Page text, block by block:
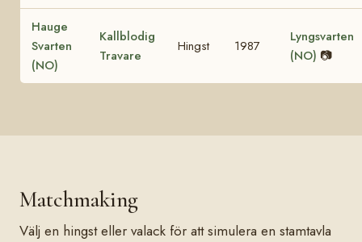
Hauge
Svarten
(NO)
Kallblodig
Travare
Hingst 1987
Lyngsvarten
(NO) 📷
Matchmaking
Välj en hingst eller valack för att simulera en stamtavla